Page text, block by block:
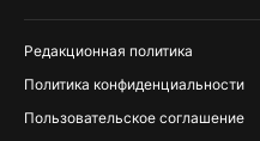
Редакционная политика
Политика конфиденциальности
Пользовательское соглашение